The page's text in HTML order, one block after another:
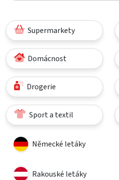
Supermarkety
Domácnost
Drogerie
Sport a textil
Německé letáky
Rakouské letáky